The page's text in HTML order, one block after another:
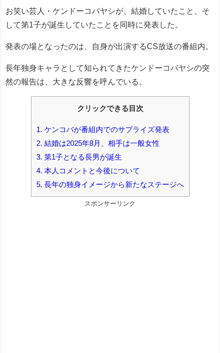
お笑い芸人・ケンドーコバヤシが、結婚していたこと、そ
して第1子が誕生していたことを同時に発表した。
発表の場となったのは、自身が出演するCS放送の番組内。
長年独身キャラとして知られてきたケンドーコバヤシの突
然の報告は、大きな反響を呼んでいる。
クリックできる目次
1. ケンコバが番組内でのサプライズ発表
2. 結婚は2025年8月、相手は一般女性
3. 第1子となる長男が誕生
4. 本人コメントと今後について
5. 長年の独身イメージから新たなステージへ
スポンサーリンク